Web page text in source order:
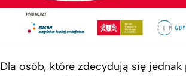
Dla osób, które zdecydują się